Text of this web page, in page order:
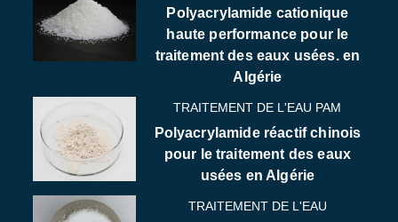
Polyacrylamide cationique
haute performance pour le
traitement des eaux usées. en
Algérie
TRAITEMENT DE L'EAU PAM
Polyacrylamide réactif chinois
pour le traitement des eaux
usées en Algérie
TRAITEMENT DE L'EAU